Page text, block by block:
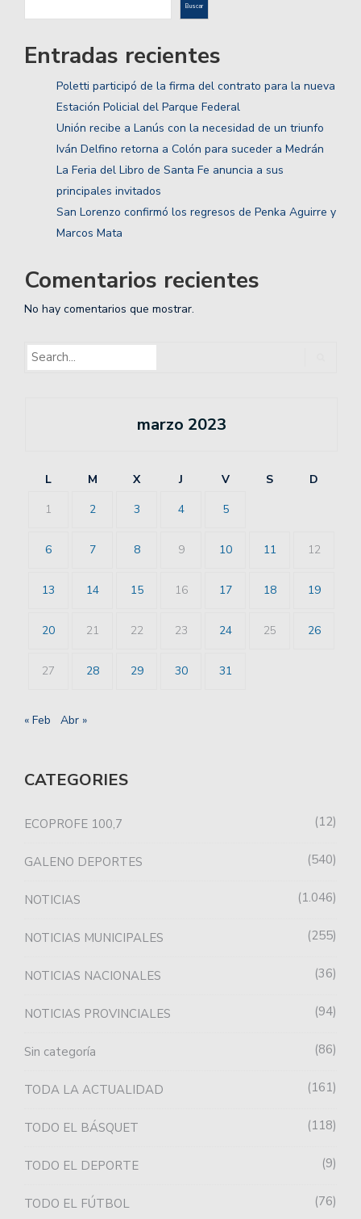
Buscar
Entradas recientes
Poletti participó de la firma del contrato para la nueva
Estación Policial del Parque Federal
Unión recibe a Lanús con la necesidad de un triunfo
Iván Delfino retorna a Colón para suceder a Medrán
La Feria del Libro de Santa Fe anuncia a sus
principales invitados
San Lorenzo confirmó los regresos de Penka Aguirre y
Marcos Mata
Comentarios recientes
No hay comentarios que mostrar.
marzo 2023
L M X J V S
D
1
2 3 4 5
6 7 8 9 10 11 12
13 14 15 16 17 18 19
20 21 22 23 24 25 26
27 28 29 30 31
« Feb Abr »
CATEGORIES
ECOPROFE 100,7 12
GALENO DEPORTES 540
NOTICIAS 1.046
NOTICIAS MUNICIPALES 255
NOTICIAS NACIONALES 36
NOTICIAS PROVINCIALES 94
Sin categoría 86
TODA LA ACTUALIDAD 161
TODO EL BÁSQUET 118
TODO EL DEPORTE 9
TODO EL FÚTBOL 76